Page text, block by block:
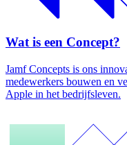
Wat is een Concept?
Jamf Concepts is ons
medewerkers bouwen en
Apple in het bedrijfsleven.